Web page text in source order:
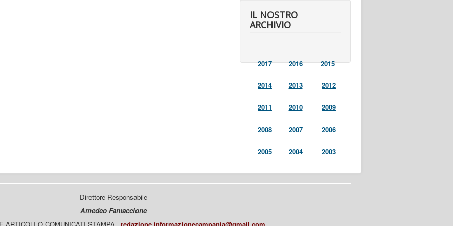
IL NOSTRO
ARCHIVIO
2017 2016 2015
2014 2013 2012
2011 2010 2009
2008 2007 2006
2005 2004 2003
Direttore Responsabile
Amedeo Fantaccione